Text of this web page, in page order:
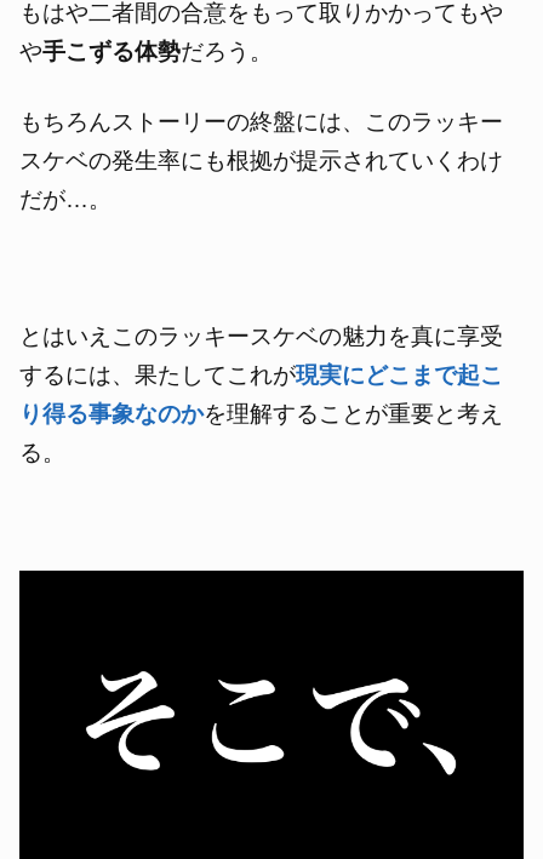
もはや二者間の合意をもって取りかかってもや
や手こずる体勢だろう 。
もちろんストーリーの終盤には、このラッキー
スケベの発生率にも根拠が提示されていくわけ
だが…。
とはいえこのラッキースケベの魅力を真に享受
するには、果たしてこれが現実にどこまで起こ
り得る事象なのかを理解することが重要と考え
る。